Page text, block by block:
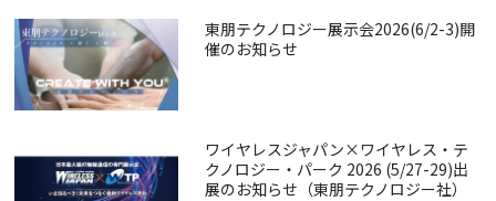
東朋テクノロジー展示会2026(6/2-3)開
催のお知らせ
ワイヤレスジャパン×ワイヤレス・テ
クノロジー・パーク 2026 (5/27-29)出
展のお知らせ（東朋テクノロジー社）